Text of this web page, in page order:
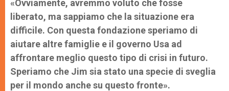
«Ovviamente, avremmo voluto che fosse
liberato, ma sappiamo che la situazione era
difficile. Con questa fondazione speriamo di
aiutare altre famiglie e il governo Usa ad
affrontare meglio questo tipo di crisi in futuro.
Speriamo che Jim sia stato una specie di sveglia
per il mondo anche su questo fronte».